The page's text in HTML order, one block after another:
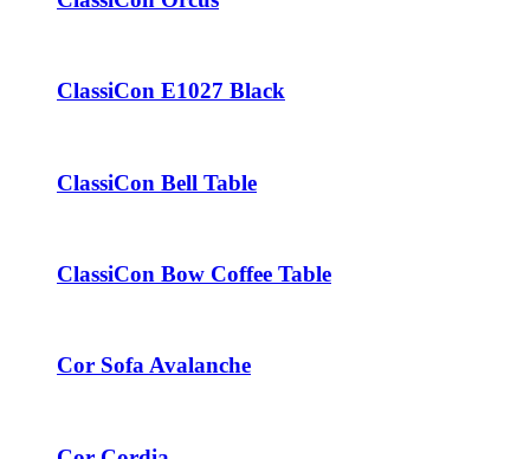
ClassiCon E1027 Black
ClassiCon Bell Table
ClassiCon Bow Coffee Table
Cor Sofa Avalanche